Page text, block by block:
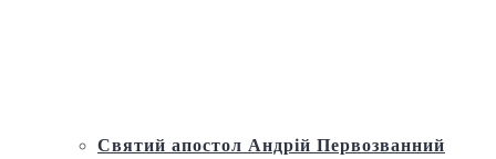
Святий апостол Андрій Первозванний